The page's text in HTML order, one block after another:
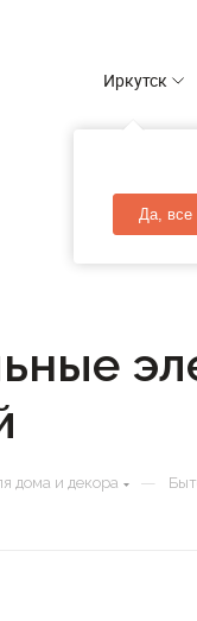
Иркутск
Да, все
дома и декора —